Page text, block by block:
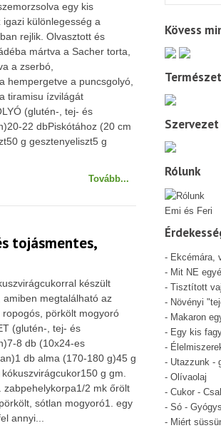
egy kis
igazi különlegesség a
rejlik. Olvasztott és
mártva a Sacher torta,
a zserbó,
hempergetve a puncsgolyó,
tiramisu ízvilágát
(glutén-, tej- és
22 dbPiskótához (20 cm
g gesztenyeliszt5 g
Tovább...
tojásmentes,
készült
amiben megtalálható az
pörkölt mogyoró
(glutén-, tej- és
8 db (10x24-es
db alma (170-180 g)45 g
g gm.
zabpehelykorpa1/2 mk őrölt
sótlan mogyoró1. egy
annyi...
Kövess
Rólunk
Emi és Feri
- Ekcémára,
- Mit NE
- Tisztított
- Növényi
- Makaron
- Egy kis
-
- Utazzunk -
- Olívaolaj
- Cukor -
- Só -
- Miért